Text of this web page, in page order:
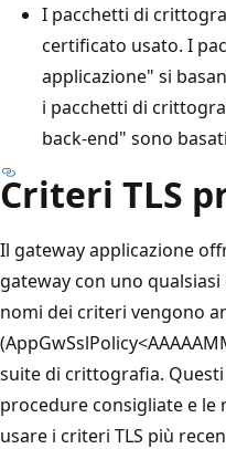
I pacchetti di
certificato usato. I
applicazione" si
i pacchetti di
back-end" sono
Criteri TLS
Il gateway applicazione
gateway con uno
nomi dei criteri vengono
suite di crittografia.
procedure consigliate e le
usare i criteri TLS più